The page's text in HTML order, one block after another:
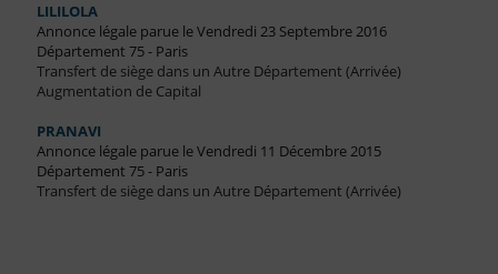
LILILOLA
Annonce légale parue le Vendredi 23 Septembre 2016
Département 75 - Paris
Transfert de siège dans un Autre Département (Arrivée)
Augmentation de Capital
PRANAVI
Annonce légale parue le Vendredi 11 Décembre 2015
Département 75 - Paris
Transfert de siège dans un Autre Département (Arrivée)